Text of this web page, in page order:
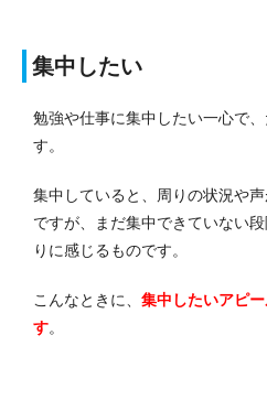
集中したい
勉強や仕事に集中したい一心で
す。
集中していると、周りの状況や
ですが、まだ集中できていない
りに感じるものです。
こんなときに、 集中したいアピ
す。